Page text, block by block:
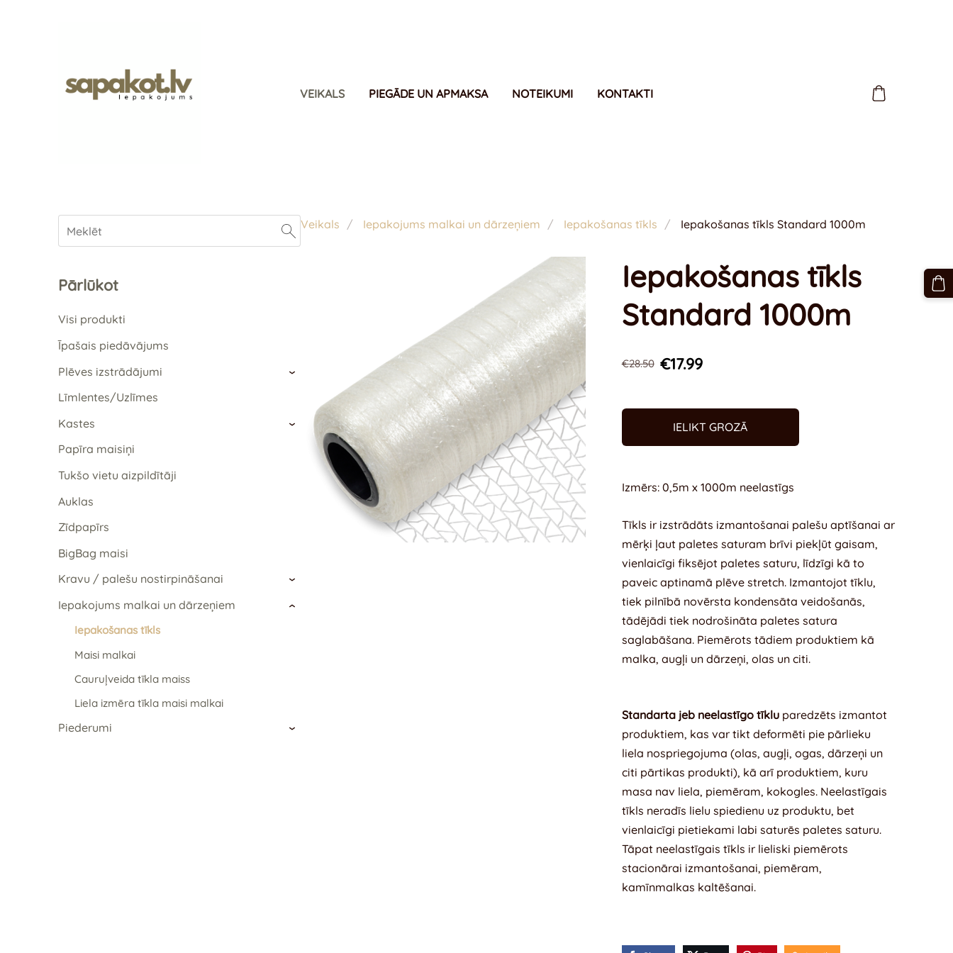
VEIKALS PIEGĀDE UN APMAKSA NOTEIKUMI KONTAKTI
Pārlūkot
Visi produkti
Īpašais piedāvājums
Plēves izstrādājumi
›
Līmlentes/Uzlīmes
Kastes
›
Papīra maisiņi
Tukšo vietu aizpildītāji
Auklas
Zīdpapīrs
BigBag maisi
Kravu / palešu nostirpināšanai
›
Iepakojums malkai un dārzeņiem
Iepakošanas tīkls
Maisi malkai
Cauruļveida tīkla maiss
Liela izmēra tīkla maisi malkai
›
Piederumi ›
Veikals Iepakojums malkai un dārzeņiem Iepakošanas tīkls Iepakošanas tīkls Standard 1000m
Iepakošanas tīkls
Standard 1000m
€28.50 €17.99
IELIKT GROZĀ
Izmērs: 0,5m x 1000m neelastīgs
Tīkls ir izstrādāts izmantošanai palešu aptīšanai ar
mērķi ļaut paletes saturam brīvi piekļūt gaisam,
vienlaicīgi fiksējot paletes saturu, līdzīgi kā to
paveic aptinamā plēve stretch. Izmantojot tīklu,
tiek pilnībā novērsta kondensāta veidošanās,
tādējādi tiek nodrošināta paletes satura
saglabāšana. Piemērots tādiem produktiem kā
malka, augļi un dārzeņi, olas un citi.
Standarta jeb neelastīgo tīkluparedzēts izmantot
produktiem, kas var tikt deformēti pie pārlieku
liela nospriegojuma (olas, augļi, ogas, dārzeņi un
citi pārtikas produkti), kā arī produktiem, kuru
masa nav liela, piemēram, kokogles. Neelastīgais
tīkls neradīs lielu spiedienu uz produktu, bet
vienlaicīgi pietiekami labi saturēs paletes saturu.
Tāpat neelastīgais tīkls ir lieliski piemērots
stacionārai izmantošanai, piemēram,
kamīnmalkas kaltēšanai.